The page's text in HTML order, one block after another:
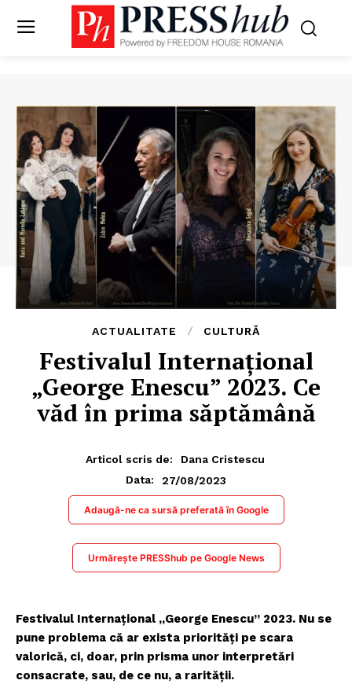
ACTUALITATE CULTURĂ
Festivalul Internațional
„George Enescu” 2023. Ce
văd în prima săptămână
Articol scris de:
Dana Cristescu
Data:
27/08/2023
Adaugă-ne ca sursă preferată în Google
Urmărește PRESShub pe Google News
Festivalul Internațional „George Enescu” 2023. Nu se
pune problema că ar exista priorități pe scara
valorică, ci, doar, prin prisma unor interpretări
consacrate, sau, de ce nu, a rarității.